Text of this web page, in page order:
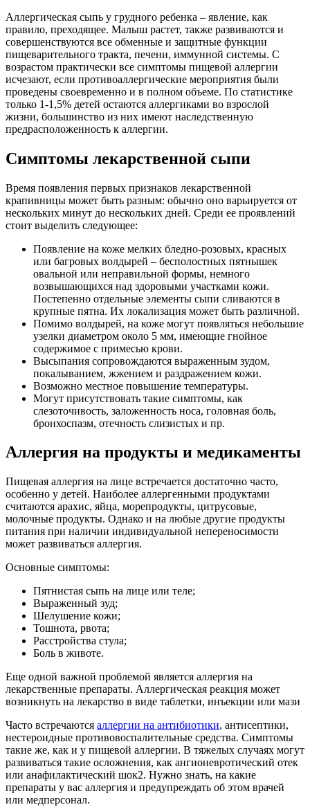
Аллергическая сыпь у грудного ребенка – явление, как
правило, преходящее. Малыш растет, также развиваются и
совершенствуются все обменные и защитные функции
пищеварительного тракта, печени, иммунной системы. С
возрастом практически все симптомы пищевой аллергии
исчезают, если противоаллергические мероприятия были
проведены своевременно и в полном объеме. По статистике
только 1-1,5% детей остаются аллергиками во взрослой
жизни, большинство из них имеют наследственную
предрасположенность к аллергии.
Симптомы лекарственной сыпи
Время появления первых признаков лекарственной
крапивницы может быть разным: обычно оно варьируется от
нескольких минут до нескольких дней. Среди ее проявлений
стоит выделить следующее:
Появление на коже мелких бледно-розовых, красных
или багровых волдырей – бесполостных пятнышек
овальной или неправильной формы, немного
возвышающихся над здоровыми участками кожи.
Постепенно отдельные элементы сыпи сливаются в
крупные пятна. Их локализация может быть различной.
Помимо волдырей, на коже могут появляться небольшие
узелки диаметром около 5 мм, имеющие гнойное
содержимое с примесью крови.
Высыпания сопровождаются выраженным зудом,
покалыванием, жжением и раздражением кожи.
Возможно местное повышение температуры.
Могут присутствовать такие симптомы, как
слезоточивость, заложенность носа, головная боль,
бронхоспазм, отечность слизистых и пр.
Аллергия на продукты и медикаменты
Пищевая аллергия на лице встречается достаточно часто,
особенно у детей. Наиболее аллергенными продуктами
считаются арахис, яйца, морепродукты, цитрусовые,
молочные продукты. Однако и на любые другие продукты
питания при наличии индивидуальной непереносимости
может развиваться аллергия.
Основные симптомы:
Пятнистая сыпь на лице или теле;
Выраженный зуд;
Шелушение кожи;
Тошнота, рвота;
Расстройства стула;
Боль в животе.
Еще одной важной проблемой является аллергия на
лекарственные препараты. Аллергическая реакция может
возникнуть на лекарство в виде таблетки, инъекции или мази
Часто встречаются аллергии на антибиотики, антисептики,
нестероидные противовоспалительные средства. Симптомы
такие же, как и у пищевой аллергии. В тяжелых случаях могут
развиваться такие осложнения, как ангионевротический отек
или анафилактический шок2. Нужно знать, на какие
препараты у вас аллергия и предупреждать об этом врачей
или медперсонал.